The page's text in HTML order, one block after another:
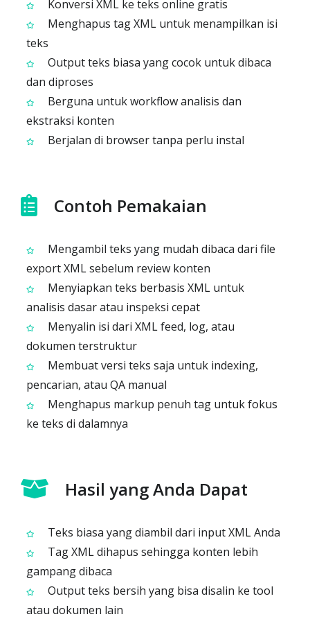
Konversi XML ke teks online gratis
Menghapus tag XML untuk menampilkan isi
teks
Output teks biasa yang cocok untuk dibaca
dan diproses
Berguna untuk workflow analisis dan
ekstraksi konten
Berjalan di browser tanpa perlu instal
Contoh Pemakaian
Mengambil teks yang mudah dibaca dari file
export XML sebelum review konten
Menyiapkan teks berbasis XML untuk
analisis dasar atau inspeksi cepat
Menyalin isi dari XML feed, log, atau
dokumen terstruktur
Membuat versi teks saja untuk indexing,
pencarian, atau QA manual
Menghapus markup penuh tag untuk fokus
ke teks di dalamnya
Hasil yang Anda Dapat
Teks biasa yang diambil dari input XML Anda
Tag XML dihapus sehingga konten lebih
gampang dibaca
Output teks bersih yang bisa disalin ke tool
atau dokumen lain